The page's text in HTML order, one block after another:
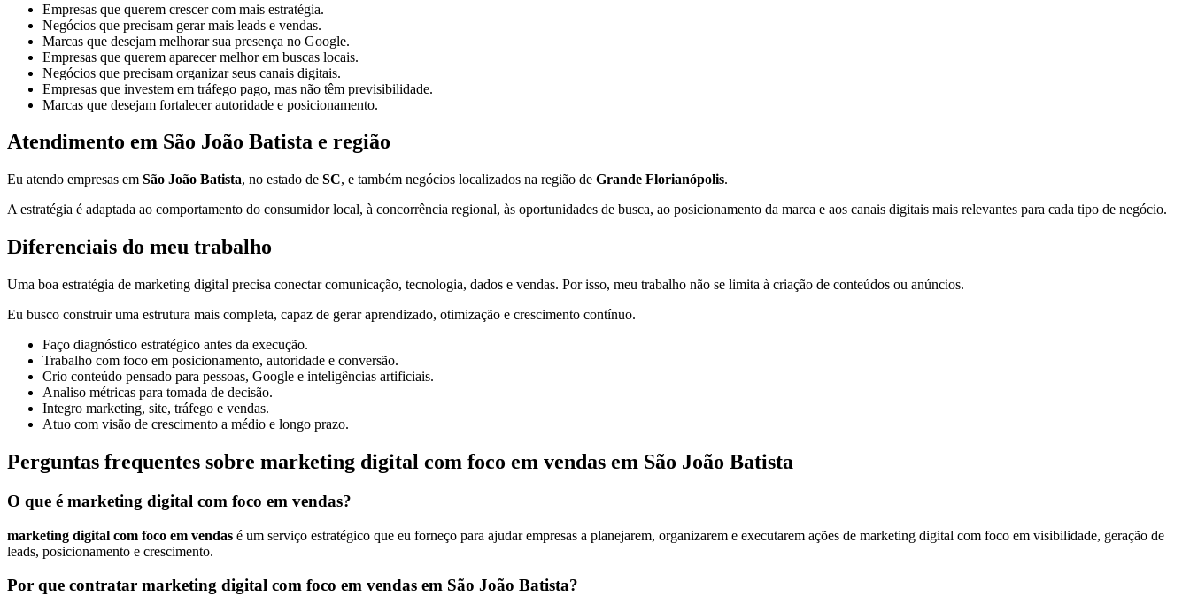
Empresas que querem crescer com mais estratégia.
Negócios que precisam gerar mais leads e vendas.
Marcas que desejam melhorar sua presença no Google.
Empresas que querem aparecer melhor em buscas locais.
Negócios que precisam organizar seus canais digitais.
Empresas que investem em tráfego pago, mas não têm previsibilidade.
Marcas que desejam fortalecer autoridade e posicionamento.
Atendimento em São João Batista e região
Eu atendo empresas em São João Batista, no estado de SC, e também negócios localizados na região de Grande Florianópolis.
A estratégia é adaptada ao comportamento do consumidor local, à concorrência regional, às oportunidades de busca, ao posicionamento da marca e aos canais digitais mais relevantes para cada tipo de negócio.
Diferenciais do meu trabalho
Uma boa estratégia de marketing digital precisa conectar comunicação, tecnologia, dados e vendas. Por isso, meu trabalho não se limita à criação de conteúdos ou anúncios.
Eu busco construir uma estrutura mais completa, capaz de gerar aprendizado, otimização e crescimento contínuo.
Faço diagnóstico estratégico antes da execução.
Trabalho com foco em posicionamento, autoridade e conversão.
Crio conteúdo pensado para pessoas, Google e inteligências artificiais.
Analiso métricas para tomada de decisão.
Integro marketing, site, tráfego e vendas.
Atuo com visão de crescimento a médio e longo prazo.
Perguntas frequentes sobre marketing digital com foco em vendas em São João Batista
O que é marketing digital com foco em vendas?
marketing digital com foco em vendas é um serviço estratégico que eu forneço para ajudar empresas a planejarem, organizarem e executarem ações de marketing digital com foco em visibilidade, geração de
leads, posicionamento e crescimento.
Por que contratar marketing digital com foco em vendas em São João Batista?